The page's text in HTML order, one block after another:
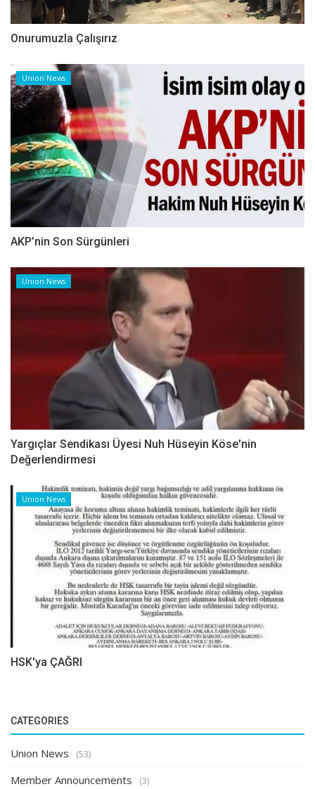
Onurumuzla Çalışırız
Union News
AKP’nin Son Sürgünleri
Union News
Yargıçlar Sendikası Üyesi Nuh Hüseyin Köse'nin
Değerlendirmesi
Union News
HSK'ya ÇAĞRI
CATEGORIES
Union News (53)
Member Announcements (3)